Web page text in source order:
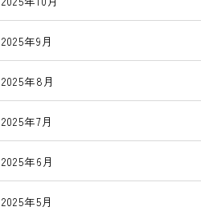
2025年9月
2025年8月
2025年7月
2025年6月
2025年5月